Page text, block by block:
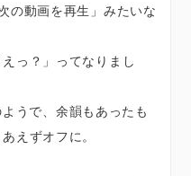
の動画を再生」みたいな
っ？」ってなりまし
うで、余韻もあったも
えずオフに。